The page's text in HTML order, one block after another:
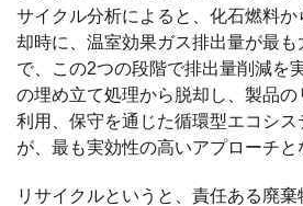
サイクル分析によると、化石燃料
却時に、温室効果ガス排出量が最も
で、この2つの段階で排出量削減を
の埋め立て処理から脱却し、製品
利用、保守を通じた循環型エコシス
が、最も実効性の高いアプローチと
リサイクルというと、責任ある廃